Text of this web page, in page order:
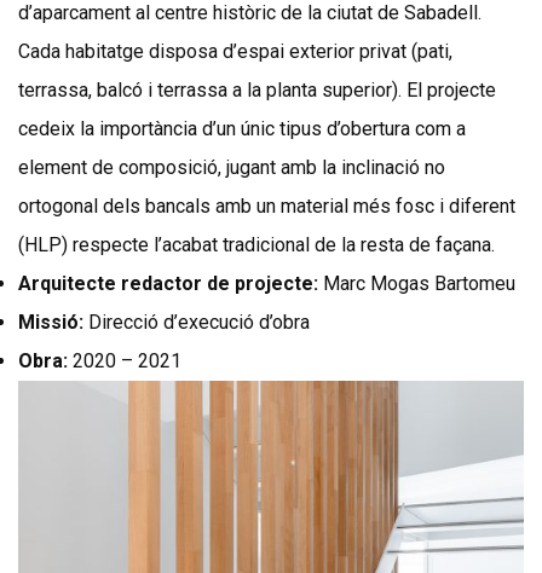
d’aparcament al centre històric de la ciutat de Sabadell.
Cada habitatge disposa d’espai exterior privat (pati,
terrassa, balcó i terrassa a la planta superior). El projecte
cedeix la importància d’un únic tipus d’obertura com a
element de composició, jugant amb la inclinació no
ortogonal dels bancals amb un material més fosc i diferent
(HLP) respecte l’acabat tradicional de la resta de façana.
Arquitecte redactor de projecte: Marc Mogas Bartomeu
Missió: Direcció d’execució d’obra
Obra: 2020 – 2021